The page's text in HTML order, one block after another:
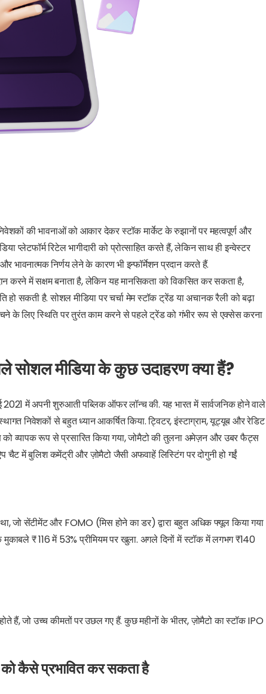
की भावनाओं को आकार देकर स्टॉक मार्केट के रुझानों पर महत्वपूर्ण और
प्लेटफॉर्म रिटेल भागीदारी को प्रोत्साहित करते हैं, लेकिन साथ ही इन्वेस्टर
भावनात्मक निर्णय लेने के कारण भी इन्फॉर्मेशन प्रदान करते हैं.
करने में सक्षम बनाता है, लेकिन यह मानसिकता को विकसित कर सकता है,
हो सकती है. सोशल मीडिया पर चर्चा मेम स्टॉक ट्रेंड या अचानक रैली को बढ़ा
के लिए स्थिति पर तुरंत काम करने से पहले ट्रेंड को गंभीर रूप से एक्सेस करना
सोशल मीडिया के कुछ उदाहरण क्या हैं?
2021 में अपनी शुरुआती पब्लिक ऑफर लॉन्च की. यह भारत में सार्वजनिक होने वाले
निवेशकों से बहुत ध्यान आकर्षित किया. ट्विटर, इंस्टाग्राम, यूट्यूब और रेडिट
व्यापक रूप से प्रसारित किया गया, जोमैटो की तुलना अमेज़न और उबर फैट्स
में बुलिश कमेंट्री और ज़ोमैटो जैसी अफवाहें लिस्टिंग पर दोगुनी हो गईं
जो सेंटीमेंट और FOMO (मिस होने का डर) द्वारा बहुत अधिक फ्यूल किया गया
₹ 116 में 53% प्रीमियम पर खुला. अगले दिनों में स्टॉक में लगभग ₹140
हैं, जो उच्च कीमतों पर उछल गए हैं. कुछ महीनों के भीतर, ज़ोमैटो का स्टॉक IPO
को कैसे प्रभावित कर सकता है